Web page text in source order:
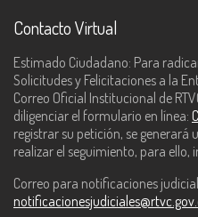
Contacto Virtual
Estimado Ciudadano: Para
Solicitudes y Felicitaciones a la
Correo Oficial Institucional de
diligenciar el formulario en línea:
registrar su petición, se generará
realizar el seguimiento, para ello,
Correo para notificaciones